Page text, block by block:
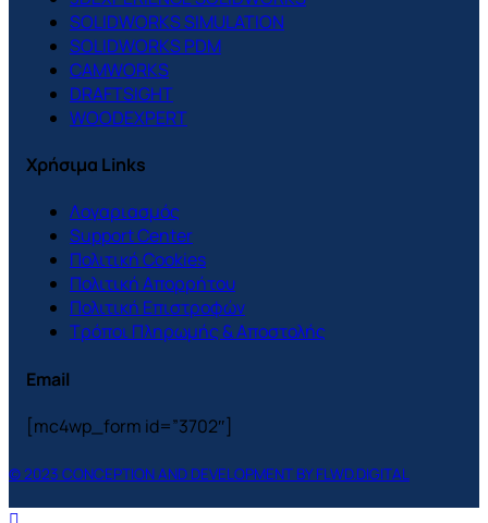
SOLIDWORKS SIMULATION
SOLIDWORKS PDM
CAMWORKS
DRAFTSIGHT
WOODEXPERT
Χρήσιμα Links
Λογαριασμός
Support Center
Πολιτική Cookies
Πολιτική Απορρήτου
Πολιτική Επιστροφών
Τρόποι Πληρωμής & Αποστολής
Email
[mc4wp_form id=”3702″]
© 2023 CONCEPTION AND DEVELOPMENT BY FLWD.DIGITAL